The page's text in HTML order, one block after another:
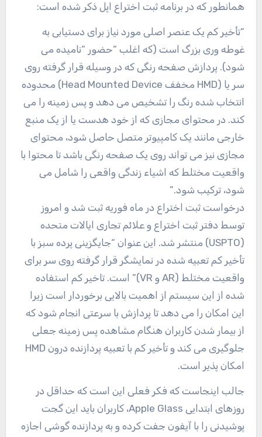
همانطور که در برنامه ثبت اختراع اپل ذکر شده است:
“تأخیر کم یک عنصر اصلی مورد نیاز برای دستیابی به
غوطه وری بزرگ است (که اغلب “حضور “نامیده می
شود). پردازش صفحه رنگی که در وسیله قرار گرفته روی
سر یا (HMD مخفف Head Mounted Device) محدوده
انتخاب شده رنگ را تشخیص می دهد و پس زمینه را می
کند. در محتوای مجازی که از خود هدست یا از یک منبع
خارجی مانند یک کامپیوتر متصل حاصل شود، محتوای
مجازی نیز می تواند روی یک صفحه رنگی باشد تا محتوا با
واقعیت مختلط که اشیاء زندگی واقعی را شامل می
شود، ترکیب شود.”
درخواست ثبت اختراع در ماه فوریه ثبت شد و امروز
توسط دفتر ثبت اختراع و علائم تجاری ایالات متحده
(USPTO) منتشر شد. این عنوان “جایگزینی پرده سبز با
تأخیر کم تعبیه شده در نمایشگر قرار گرفته روی سر برای
واقعیت مختلط (AR و VR)” است. تاخیر کم استفاده
شده از این سیستم از اهمیت بالایی برخوردار است زیرا
این امکان را می دهد تا پردازش با سرعتی انجام شود که
از بیمار شدن کاربران هنگام مشاهده پس زمینه جعلی
جلوگیری می کند و تأخیر کم با تعبیه پردازنده درون HMD
امکان پذیر است.
جالب اینجاست که فکر فعلی این است که حداقل در
روزهای ابتدایی Apple Glass، کاربران باید این گجت
پوشیدنی را با آیفون جفت کرده و به پردازنده گوشی اجازه